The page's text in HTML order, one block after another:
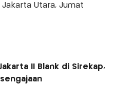
Utara, Jumat
II Blank di Sirekap,